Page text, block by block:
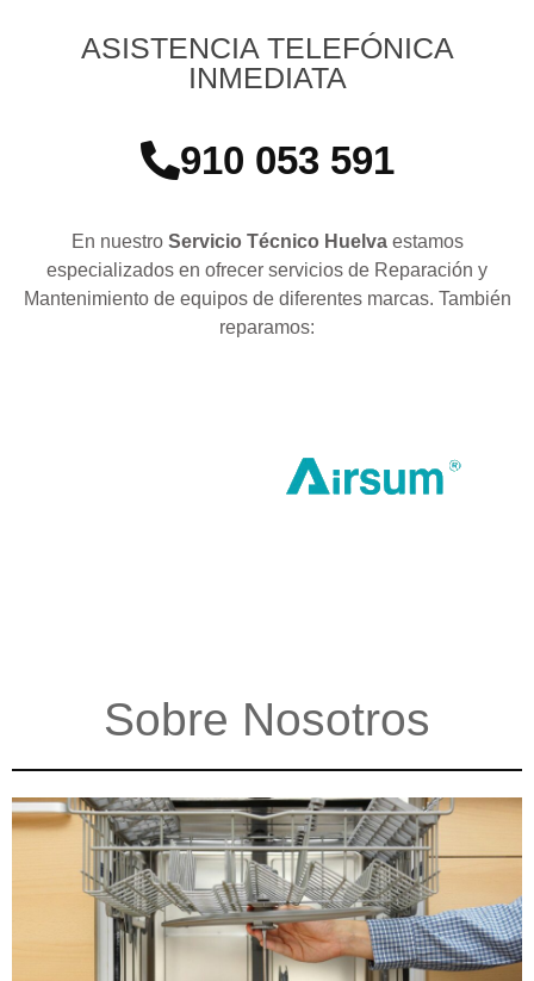
ASISTENCIA TELEFÓNICA
INMEDIATA
910 053 591
En nuestro Servicio Técnico Huelva estamos
especializados en ofrecer servicios de Reparación y
Mantenimiento de equipos de diferentes marcas. También
reparamos:
Sobre Nosotros